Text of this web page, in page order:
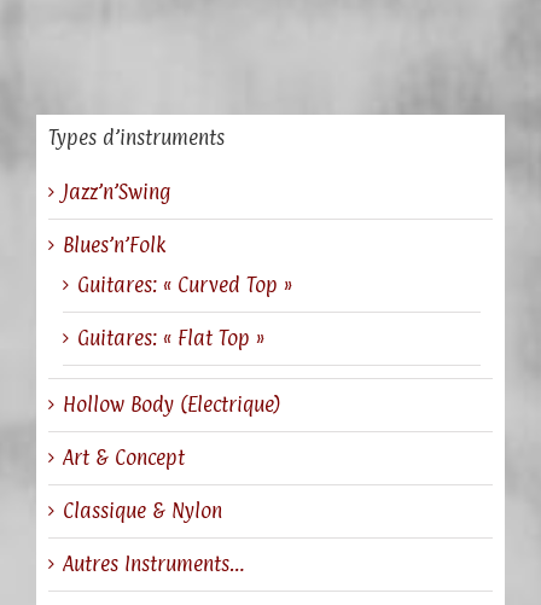
Types d’instruments
Jazz’n’Swing
Blues’n’Folk
Guitares: « Curved Top »
Guitares: « Flat Top »
Hollow Body (Electrique)
Art & Concept
Classique & Nylon
Autres Instruments…